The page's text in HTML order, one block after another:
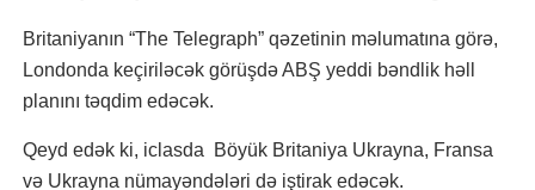
Britaniyanın “The Telegraph” qəzetinin məlumatına görə,
Londonda keçiriləcək görüşdə ABŞ yeddi bəndlik həll
planını təqdim edəcək.
Qeyd edək ki, iclasda Böyük Britaniya Ukrayna, Fransa
və Ukrayna nümayəndələri də iştirak edəcək.